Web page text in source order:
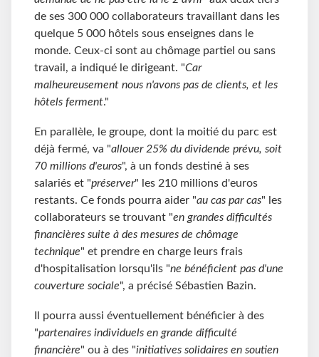
de ses 300 000 collaborateurs travaillant dans les
quelque 5 000 hôtels sous enseignes dans le
monde. Ceux-ci sont au chômage partiel ou sans
travail, a indiqué le dirigeant. "Car
malheureusement nous n'avons pas de clients, et les
hôtels ferment."
En parallèle, le groupe, dont la moitié du parc est
déjà fermé, va "allouer 25% du dividende prévu, soit
70 millions d'euros", à un fonds destiné à ses
salariés et "préserver" les 210 millions d'euros
restants. Ce fonds pourra aider "au cas par cas" les
collaborateurs se trouvant "en grandes difficultés
financières suite à des mesures de chômage
technique" et prendre en charge leurs frais
d'hospitalisation lorsqu'ils "ne bénéficient pas d'une
couverture sociale", a précisé Sébastien Bazin.
Il pourra aussi éventuellement bénéficier à des
"partenaires individuels en grande difficulté
financière" ou à des "initiatives solidaires en soutien